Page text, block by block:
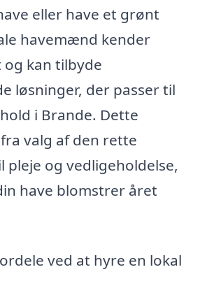
eller have et grønt
havemænd kender
kan tilbyde
løsninger, der passer til
i Brande. Dette
valg af den rette
pleje og vedligeholdelse,
have blomstrer året
ved at hyre en lokal